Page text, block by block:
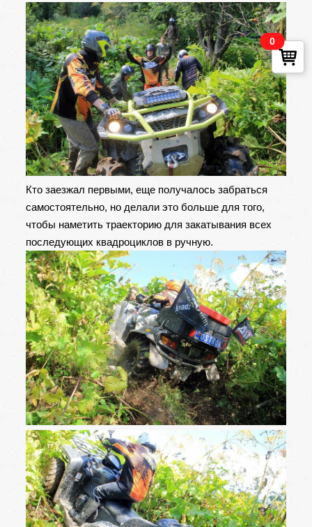
Кто заезжал первыми, еще получалось забраться
самостоятельно, но делали это больше для того,
чтобы наметить траекторию для закатывания всех
последующих квадроциклов в ручную.
0